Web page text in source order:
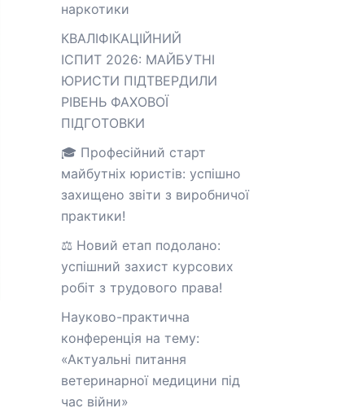
наркотики
КВАЛІФІКАЦІЙНИЙ
ІСПИТ 2026: МАЙБУТНІ
ЮРИСТИ ПІДТВЕРДИЛИ
РІВЕНЬ ФАХОВОЇ
ПІДГОТОВКИ
🎓 Професійний старт
майбутніх юристів: успішно
захищено звіти з виробничої
практики!
⚖️ Новий етап подолано:
успішний захист курсових
робіт з трудового права!
Науково-практична
конференція на тему:
«Актуальні питання
ветеринарної медицини під
час війни»